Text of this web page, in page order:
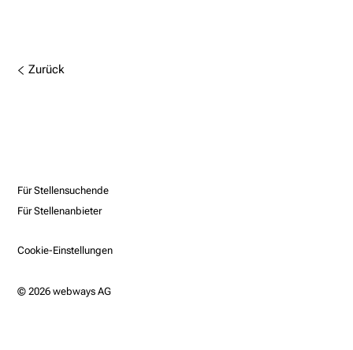
Zurück
Für Stellensuchende
Für Stellenanbieter
Cookie-Einstellungen
© 2026 webways AG